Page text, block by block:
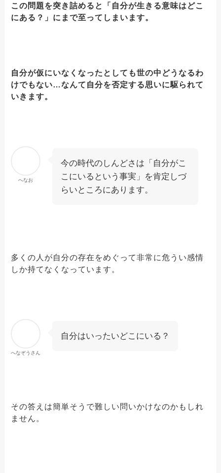
この問題を突き詰めると「自分が生きる意味はどこ
にある？」にまで至ってしまいます。
自分が仮にいなくなったとしても世の中どうなるわ
けでもない…なんて自分を否定する思いに駆られて
いきます。
へなお
今の時代のしんどさは「自分がこ
こにいるという事実」を肯定しづ
らいところにあります。
多くの人が自分の存在をめぐって非常に危うい感情
しか持てなくなっています。
へなぞうさん
自分はいったいどこにいる？
その答えは簡単そうで難しい問いかけなのかもしれ
ません。